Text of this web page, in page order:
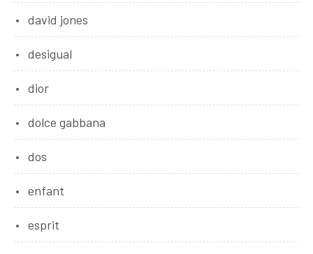
david jones
desigual
dior
dolce gabbana
dos
enfant
esprit